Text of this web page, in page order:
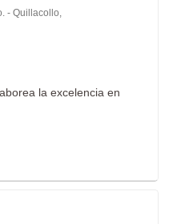
- Quillacollo,
la excelencia en